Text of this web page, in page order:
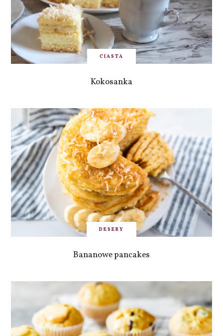
CIASTA
Kokosanka
DESERY
Bananowe pancakes